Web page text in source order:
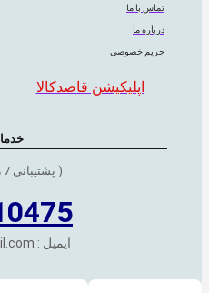
تماس با ما
درباره ما
حریم خصوصی
اپلیکیشن قاصدکالا
( پشتیبانی 7 روز هفته 24 ساعته )
ایمیل : ghasedkala@gmail.com